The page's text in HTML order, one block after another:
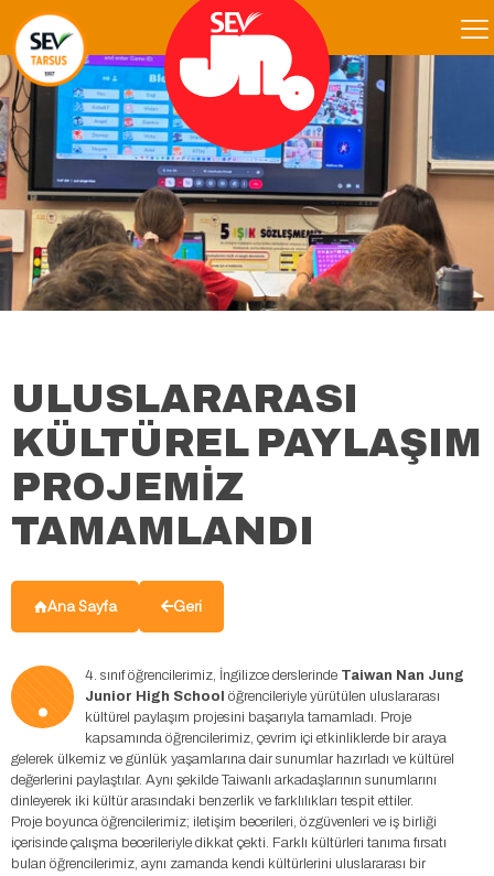
ULUSLARARASI
KÜLTÜREL PAYLAŞIM
PROJEMİZ
TAMAMLANDI
Ana Sayfa Geri
. 4. sınıf öğrencilerimiz, İngilizce derslerinde Taiwan Nan Jung
Junior High School öğrencileriyle yürütülen uluslararası
kültürel paylaşım projesini başarıyla tamamladı. Proje
kapsamında öğrencilerimiz, çevrim içi etkinliklerde bir araya
gelerek ülkemiz ve günlük yaşamlarına dair sunumlar hazırladı ve kültürel
değerlerini paylaştılar. Aynı şekilde Taiwanlı arkadaşlarının sunumlarını
dinleyerek iki kültür arasındaki benzerlik ve farklılıkları tespit ettiler.
Proje boyunca öğrencilerimiz; iletişim becerileri, özgüvenleri ve iş birliği
içerisinde çalışma becerileriyle dikkat çekti. Farklı kültürleri tanıma fırsatı
bulan öğrencilerimiz, aynı zamanda kendi kültürlerini uluslararası bir